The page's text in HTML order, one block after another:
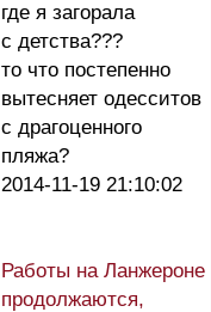
где я загорала
с детства???
то что постепенно
вытесняет одесситов
с драгоценного
пляжа?
2014-11-19 21:10:02
Работы на Ланжероне
продолжаются,